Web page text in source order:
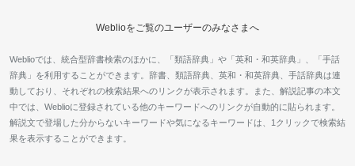
Weblioをご覧のユーザーのみなさまへ
Weblioでは、統合型辞書検索のほかに、「類語辞典」や「英和・和英辞典」、「手話
辞典」を利用することができます。辞書、類語辞典、英和・和英辞典、手話辞典は連
動しており、それぞれの検索結果へのリンクが表示されます。また、解説記事の本文
中では、Weblioに登録されている他のキーワードへのリンクが自動的に貼られます。
解説文で登場した分からないキーワードや気になるキーワードは、1クリックで検索結
果を表示することができます。